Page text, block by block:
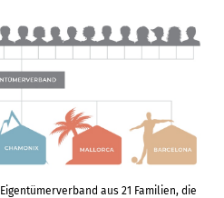
Eigentümerverband aus 21 Familien, die